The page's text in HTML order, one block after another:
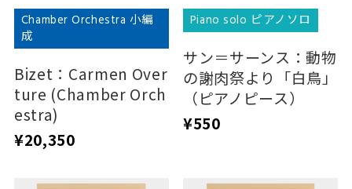
Chamber Orchestra 小編
成
Bizet：Carmen Over
ture (Chamber Orch
estra)
¥20,350
Piano solo ピアノソロ
サン＝サーンス：動物
の謝肉祭より「白鳥」
（ピアノピース）
¥550